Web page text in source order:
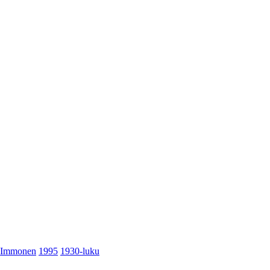
Immonen 1995 1930-luku